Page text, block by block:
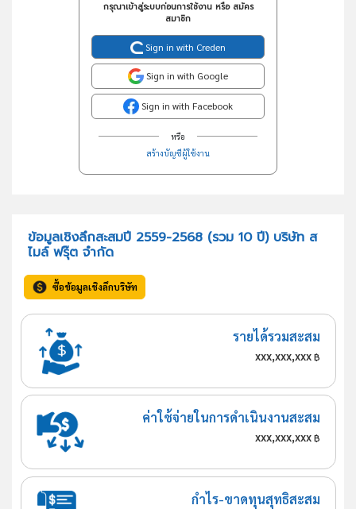
กรุณาเข้าสู่ระบบก่อนการใช้งาน หรือ สมัคร
สมาชิก
Sign in with Creden
Sign in with Google
Sign in with Facebook
หรือ
สร้างบัญชีผู้ใช้งาน
ข้อมูลเชิงลึกสะสมปี 2559-2568 (รวม 10 ปี) บริษัท ส
ไมล์ ฟรุ๊ต จำกัด
ซื้อข้อมูลเชิงลึกบริษัท
รายได้รวมสะสม
xxx,xxx,xxx฿
ค่าใช้จ่ายในการดำเนินงานสะสม
xxx,xxx,xxx฿
กำไร-ขาดทุนสุทธิสะสม